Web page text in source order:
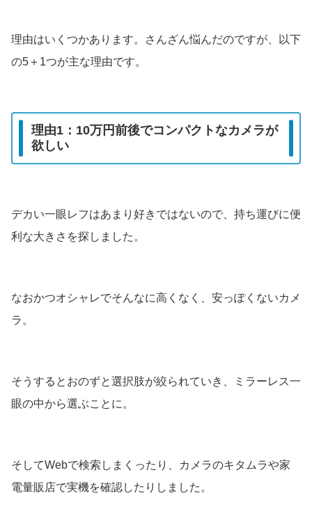
理由はいくつかあります。さんざん悩んだのですが、以下
の5＋1つが主な理由です。
理由1：10万円前後でコンパクトなカメラが
欲しい
デカい一眼レフはあまり好きではないので、持ち運びに便
利な大きさを探しました。
なおかつオシャレでそんなに高くなく、安っぽくないカメ
ラ。
そうするとおのずと選択肢が絞られていき、ミラーレス一
眼の中から選ぶことに。
そしてWebで検索しまくったり、カメラのキタムラや家
電量販店で実機を確認したりしました。